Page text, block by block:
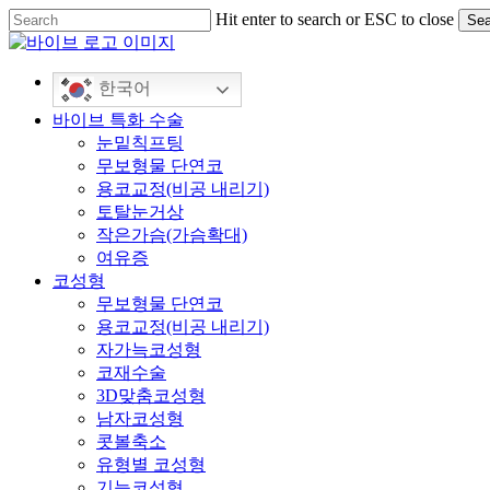
Skip
to
main
content
Hit enter to search or ESC to close
Close
한국어
Menu
바이브 특화 수술
눈밑칙프팅
무보형물 단연코
용코교정(비공 내리기)
토탈눈거상
작은가슴(가슴확대)
여유증
코성형
무보형물 단연코
용코교정(비공 내리기)
자가늑코성형
코재수술
3D맞춤코성형
남자코성형
콧볼축소
유형별 코성형